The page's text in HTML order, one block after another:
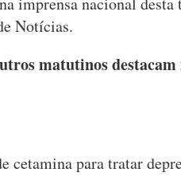
Notícias.
matutinos destacam
cetamina para tratar